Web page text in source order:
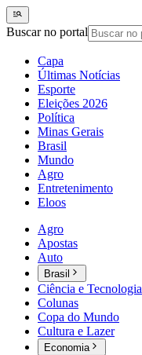
Buscar no portal
Capa
Últimas Notícias
Esporte
Eleições 2026
Política
Minas Gerais
Brasil
Mundo
Agro
Entretenimento
Eloos
Agro
Apostas
Auto
Brasil
Ciência e Tecnologia
Colunas
Copa do Mundo
Cultura e Lazer
Economia